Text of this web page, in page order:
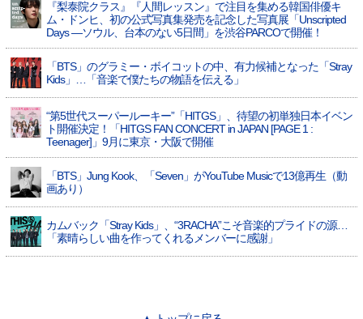
『梨泰院クラス』『人間レッスン』で注目を集める韓国俳優キ
ム・ドンヒ、初の公式写真集発売を記念した写真展「Unscripted
Days —ソウル、台本のない5日間」を渋谷PARCOで開催！
「BTS」のグラミー・ボイコットの中、有力候補となった「Stray
Kids」…「音楽で僕たちの物語を伝える」
“第5世代スーパールーキー”「HITGS」、待望の初単独日本イベン
ト開催決定！「HITGS FAN CONCERT in JAPAN [PAGE 1 :
Teenager]」9月に東京・大阪で開催
「BTS」Jung Kook、「Seven」がYouTube Musicで13億再生（動
画あり）
カムバック「Stray Kids」、“3RACHA”こそ音楽的プライドの源…
「素晴らしい曲を作ってくれるメンバーに感謝」